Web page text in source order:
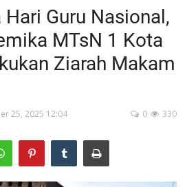
Hari Guru Nasional,
MTsN 1 Kota
Ziarah Makam
25, 2025 12:04 330
0